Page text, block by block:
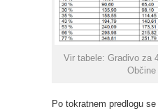
Vir tabele: Gradivo za
Po tokratnem predlogu